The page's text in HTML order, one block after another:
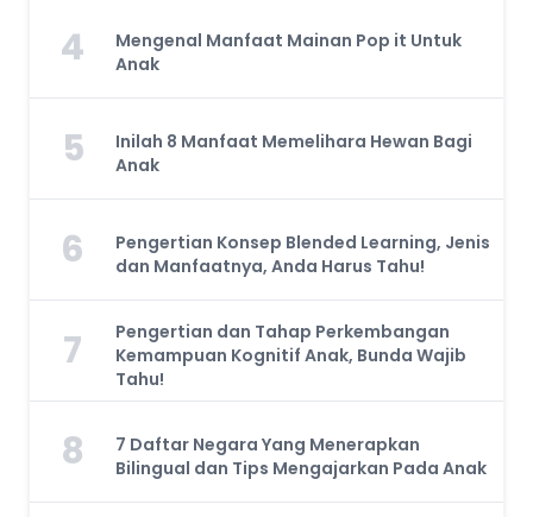
4
Mengenal Manfaat Mainan Pop it Untuk
Anak
5
Inilah 8 Manfaat Memelihara Hewan Bagi
Anak
6
Pengertian Konsep Blended Learning, Jenis
dan Manfaatnya, Anda Harus Tahu!
7
Pengertian dan Tahap Perkembangan
Kemampuan Kognitif Anak, Bunda Wajib
Tahu!
8
7 Daftar Negara Yang Menerapkan
Bilingual dan Tips Mengajarkan Pada Anak